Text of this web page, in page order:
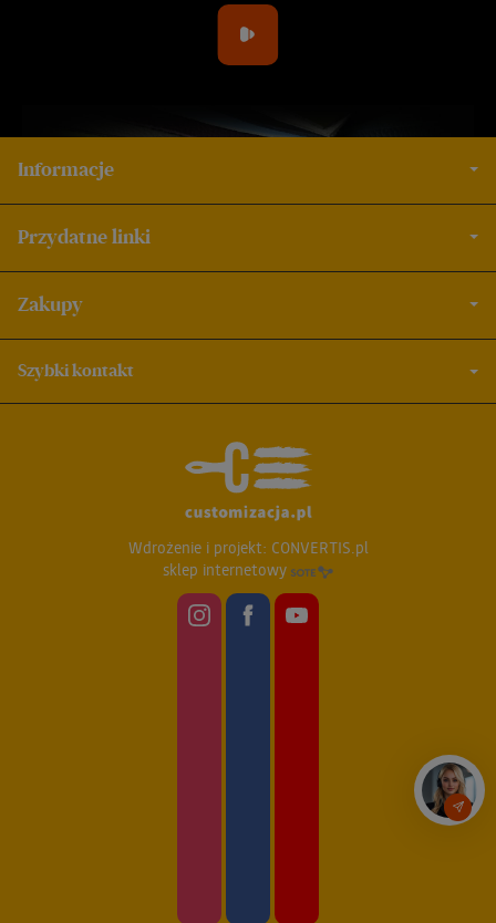
Informacje
Przydatne linki
Zakupy
Szybki kontakt
Wdrożenie i projekt: CONVERTIS.pl
sklep internetowy